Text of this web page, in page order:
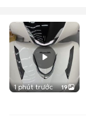
1 phút trước 19